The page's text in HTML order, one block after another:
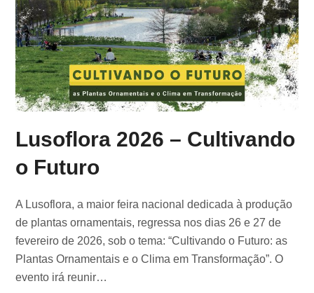
Lusoflora 2026 – Cultivando
o Futuro
A Lusoflora, a maior feira nacional dedicada à produção
de plantas ornamentais, regressa nos dias 26 e 27 de
fevereiro de 2026, sob o tema: “Cultivando o Futuro: as
Plantas Ornamentais e o Clima em Transformação”. O
evento irá reunir…